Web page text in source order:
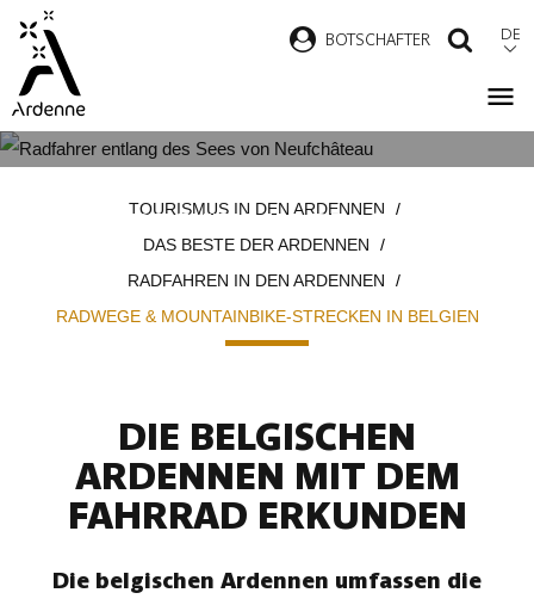
Direkt
zum
Inhalt
BOTSCHAFTER DE
STRECKEN IN BELGIEN
TOURISMUS IN DEN ARDENNEN
DAS BESTE DER ARDENNEN
RADFAHREN IN DEN ARDENNEN
RADWEGE & MOUNTAINBIKE-STRECKEN IN BELGIEN
DIE BELGISCHEN
ARDENNEN MIT DEM
FAHRRAD ERKUNDEN
Die belgischen Ardennen umfassen die